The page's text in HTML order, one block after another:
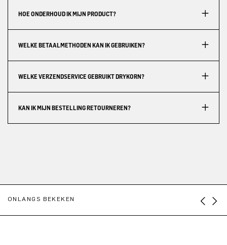
HOE ONDERHOUD IK MIJN PRODUCT?
WELKE BETAALMETHODEN KAN IK GEBRUIKEN?
WELKE VERZENDSERVICE GEBRUIKT DRYKORN?
KAN IK MIJN BESTELLING RETOURNEREN?
ONLANGS BEKEKEN